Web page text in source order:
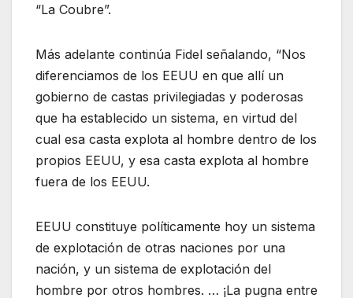
“La Coubre”.
Más adelante continúa Fidel señalando, “Nos
diferenciamos de los EEUU en que allí un
gobierno de castas privilegiadas y poderosas
que ha establecido un sistema, en virtud del
cual esa casta explota al hombre dentro de los
propios EEUU, y esa casta explota al hombre
fuera de los EEUU.
EEUU constituye políticamente hoy un sistema
de explotación de otras naciones por una
nación, y un sistema de explotación del
hombre por otros hombres. … ¡La pugna entre